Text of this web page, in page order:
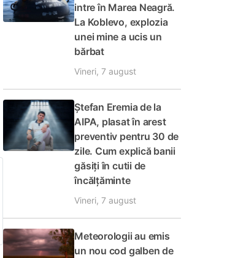
intre în Marea Neagră.
La Koblevo, explozia
unei mine a ucis un
bărbat
Vineri, 7 august
Ștefan Eremia de la
AIPA, plasat în arest
preventiv pentru 30 de
zile. Cum explică banii
găsiți în cutii de
încălțăminte
Vineri, 7 august
Meteorologii au emis
un nou cod galben de